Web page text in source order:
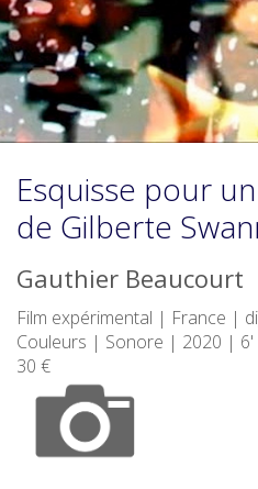
Esquisse pour
de Gilberte
Gauthier Beaucourt
Film expérimental | France |
Couleurs | Sonore | 2020 |
30 €